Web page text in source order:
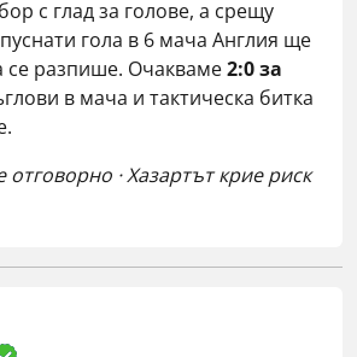
с глад за голове, а срещу
гола в 6 мача Англия ще
се разпише. Очакваме2:0 за
в мача и тактическа битка
отговорно · Хазартът крие риск